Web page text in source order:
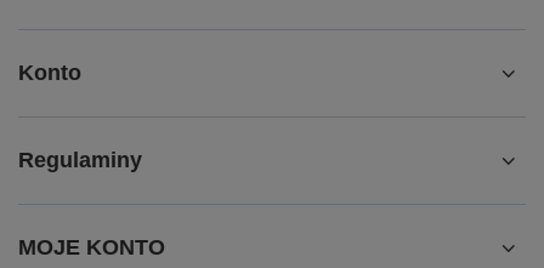
Konto
Regulaminy
MOJE KONTO